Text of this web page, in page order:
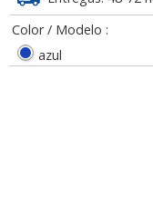
Color / Modelo :
azul